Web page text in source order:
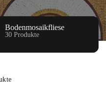
Bodenmosaikfliese
30 Produkte